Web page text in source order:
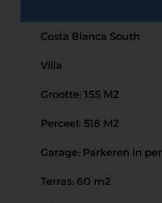
Costa Blanca South
Villa
Grootte: 155 M2
Perceel: 518 M2
Garage: Parkeren in
Terras: 60 m2